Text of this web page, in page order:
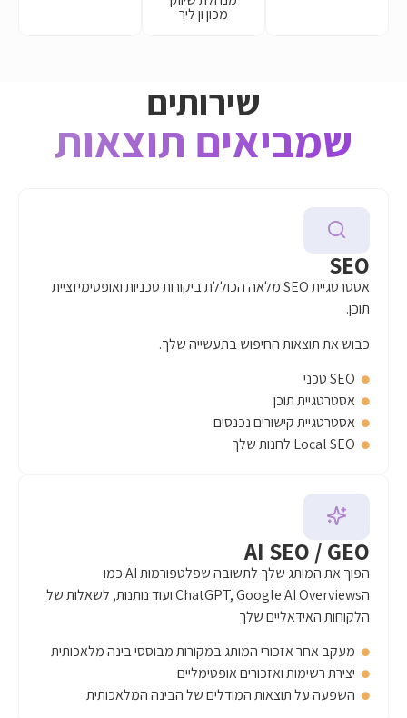
תוצאות
אסטרטגיית SEO מלאה הכוללת ביקורות טכניות ואופטימיזציית
החיפוש בתעשייה שלך.
נכנסים
AI
הפוך את המותג שלך לתשובה שפלטפורמות AI כמו
הChatGPT, Google AI Overviews ועוד נותנות, לשאלות של
שלך
המותג במקורות מבוססי בינה מלאכותית
אופטימליים
המודלים של הבינה המלאכותית